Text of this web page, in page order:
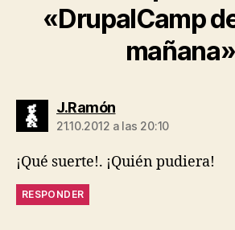
«DrupalCamp
mañana»
J.Ramóndice:
21.10.2012 a las 20:10
¡Qué suerte!. ¡Quién pudiera!
RESPONDER